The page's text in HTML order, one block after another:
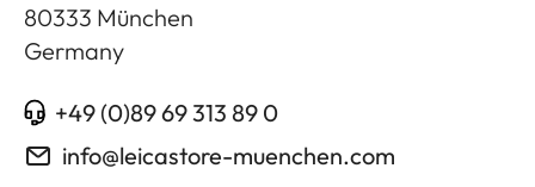
80333 München
Germany
+49 (0)89 69 313 89 0
info@leicastore-muenchen.com